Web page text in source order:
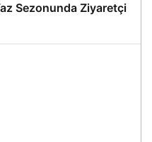
Sezonunda Ziyaretçi